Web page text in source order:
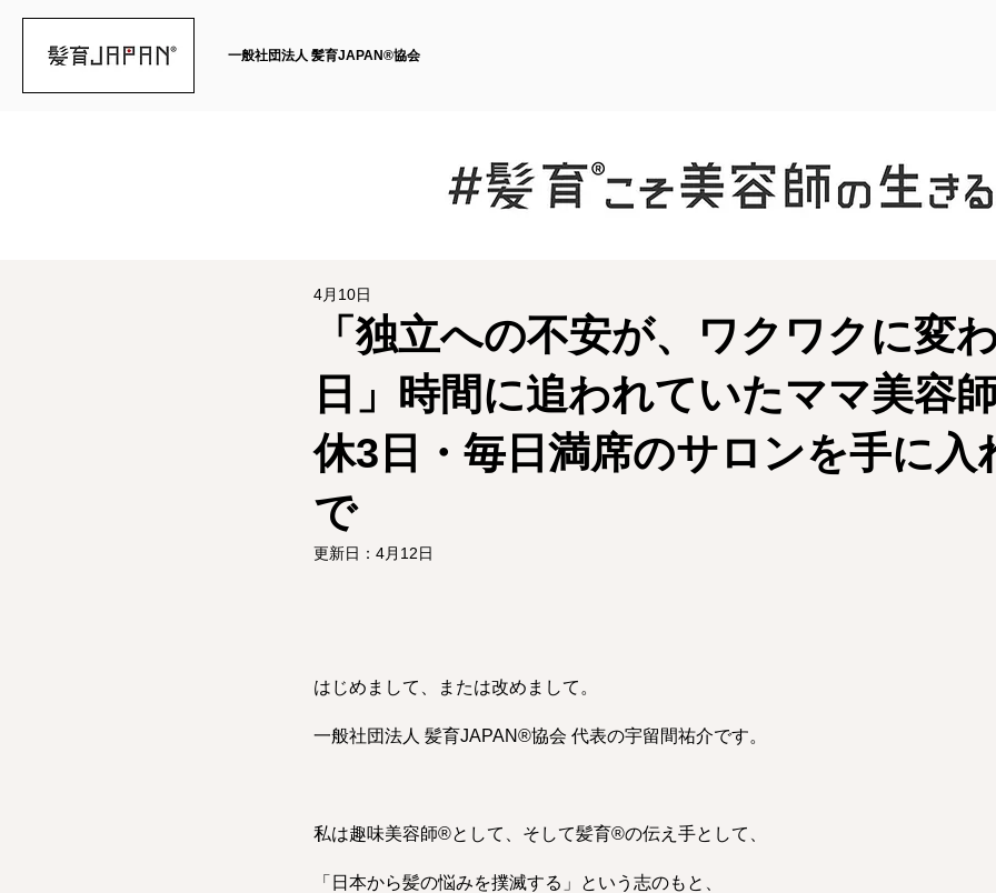
一般社団法人 髪育JAPAN®︎協会
「独立への不安が、ワクワクに変
日」時間に追われていたママ美容
休3日・毎日満席のサロンを手に入
で
4月10日
更新日： 4月12日
はじめまして、または改めまして。
一般社団法人 髪育JAPAN®︎協会 代表の宇留間祐介です。
私は趣味美容師®︎として、そして髪育®︎の伝え手として、
「日本から髪の悩みを撲滅する」という志のもと、